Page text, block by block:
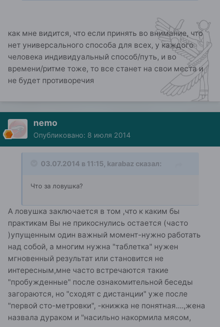
как мне видится, что если принять во внимание, что
нет универсального способа для всех, у каждого
человека индивидуальный способ/путь, и во
времени/ритме тоже, то все станет на свои места и
не будет противоречия
nemo
Опубликовано: 8 июля 2014
03.07.2014 в 11:15, karabaz сказал:
Что за ловушка?
А ловушка заключается в том ,что к каким бы
практикам Вы не прикоснулись остается (часто
)упущенным один важный момент-нужно работать
над собой, а многим нужна "таблетка" нужен
мгновенный результат или становится не
интересным,мне часто встречаются такие
"пробужденные" после ознакомительной беседы
загораются, но "сходят с дистанции" уже после
"первой сто-метровки", -книжка не понятная....,жена
назвала дураком и "насильно накормила мясом,